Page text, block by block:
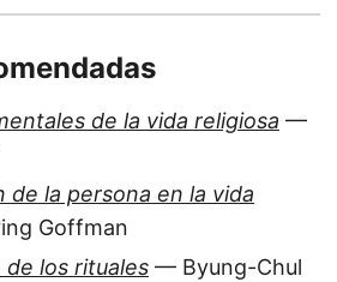
de la vida religiosa —
de la persona en la vida
Goffman
de los rituales — Byung-Chul